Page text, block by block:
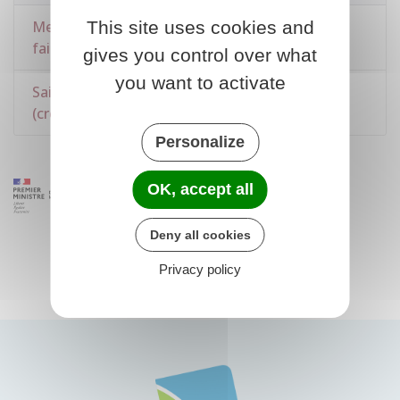
Mettre en location sa résidence principale (en
faire un meublé de tourisme)
Saisir le juge des contentieux de la protection
(crédits, bail d'habitation)
This site uses cookies and
gives you control over what
you want to activate
Personalize
OK, accept all
Deny all cookies
Privacy policy